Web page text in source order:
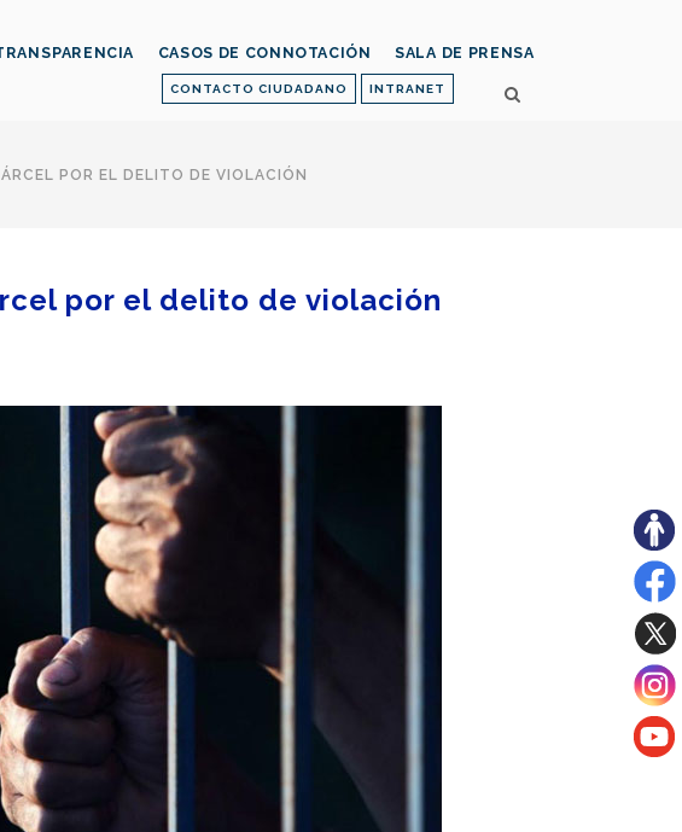
CONTACTO CIUDADANO INTRANET
CASOS DE CONNOTACIÓN SALA DE PRENSA
POR EL DELITO DE VIOLACIÓN
por el delito de violación